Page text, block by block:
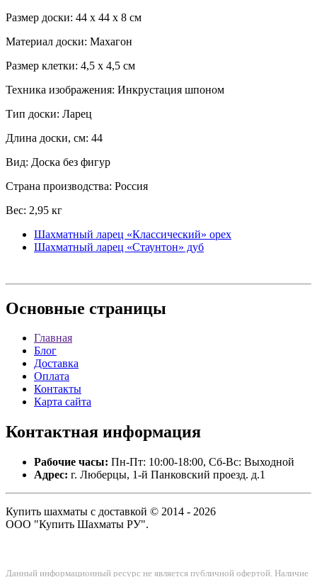
Размер доски: 44 x 44 x 8 см
Материал доски: Махагон
Размер клетки: 4,5 x 4,5 см
Техника изображения: Инкрустация шпоном
Тип доски: Ларец
Длина доски, см: 44
Вид: Доска без фигур
Страна производства: Россия
Вес: 2,95 кг
Шахматный ларец «Классический» орех
Шахматный ларец «Стаунтон» дуб
Основные страницы
Главная
Блог
Доставка
Оплата
Контакты
Карта сайта
Контактная информация
Рабочие часы: Пн-Пт: 10:00-18:00, Сб-Вс: Выходной
Адрес: г. Люберцы, 1-й Панковский проезд. д.1
Купить шахматы с доставкой © 2014 - 2026
ООО "Купить Шахматы РУ".
Данный информационный ресурс не является публичной офертой. Наличие